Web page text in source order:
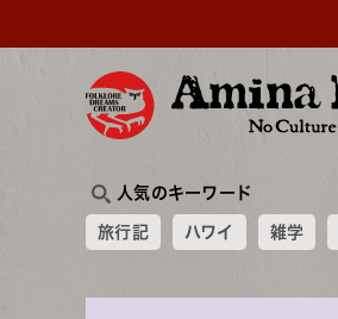
人気のキーワード
旅行記 ハワイ 雑学